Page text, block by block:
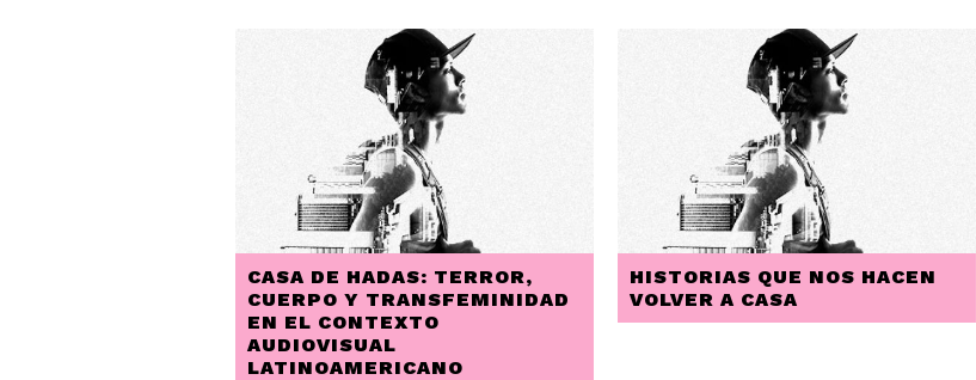
CASA DE HADAS: TERROR,
CUERPO Y TRANSFEMINIDAD
EN EL CONTEXTO
AUDIOVISUAL
LATINOAMERICANO
HISTORIAS QUE NOS HACEN
VOLVER A CASA